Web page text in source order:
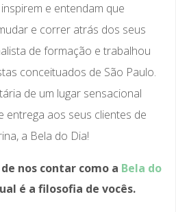
e entendam que
e correr atrás dos seus
de formação e trabalhou
conceituados de São Paulo.
de um lugar sensacional
entrega aos seus clientes de
a Bela do Dia!
nos contar como a Bela do
é a filosofia de vocês.